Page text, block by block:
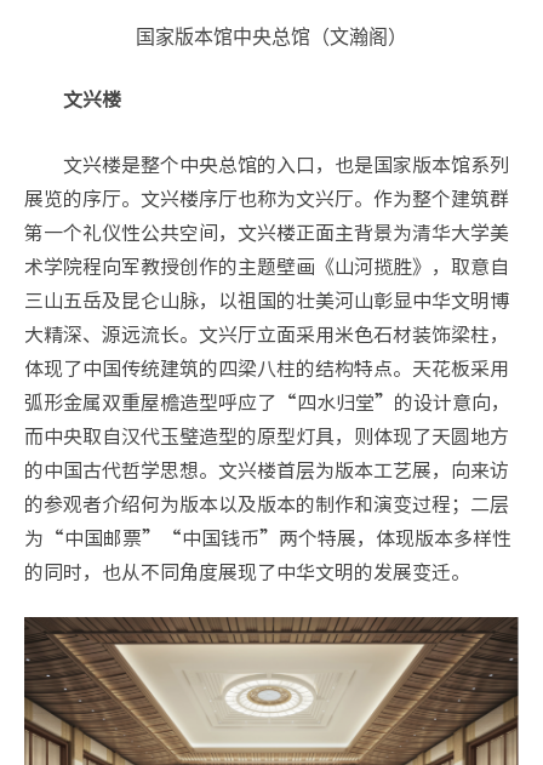
国家版本馆中央总馆（文瀚阁）
文兴楼
文兴楼是整个中央总馆的入口，也是国家版本馆系列
展览的序厅。文兴楼序厅也称为文兴厅。作为整个建筑群
第一个礼仪性公共空间，文兴楼正面主背景为清华大学美
术学院程向军教授创作的主题壁画《山河揽胜》，取意自
三山五岳及昆仑山脉，以祖国的壮美河山彰显中华文明博
大精深、源远流长。文兴厅立面采用米色石材装饰梁柱，
体现了中国传统建筑的四梁八柱的结构特点。天花板采用
弧形金属双重屋檐造型呼应了“四水归堂”的设计意向，
而中央取自汉代玉璧造型的原型灯具，则体现了天圆地方
的中国古代哲学思想。文兴楼首层为版本工艺展，向来访
的参观者介绍何为版本以及版本的制作和演变过程；二层
为“中国邮票”“中国钱币”两个特展，体现版本多样性
的同时，也从不同角度展现了中华文明的发展变迁。